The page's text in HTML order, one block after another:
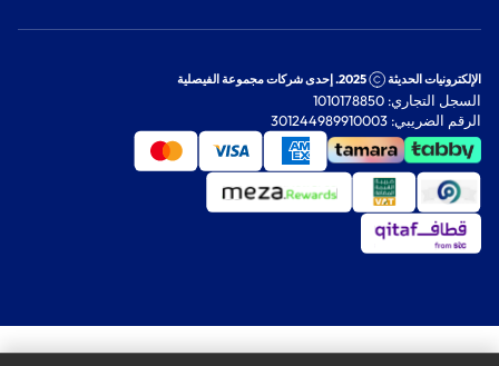
الإلكترونيات الحديثة 2025. إحدى شركات مجموعة الفيصلية
السجل التجاري: 1010178850
الرقم الضريبي: 301244989910003